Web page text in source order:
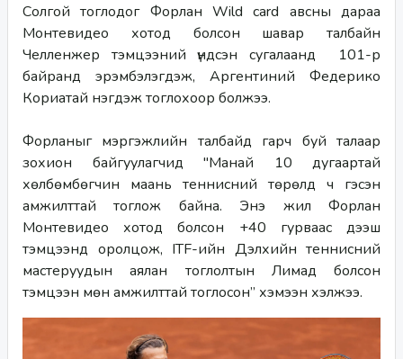
Солгой тоглодог Форлан Wild card авсны дараа
Монтевидео хотод болсон шавар талбайн
Челленжер тэмцээний үндсэн сугалаанд  101-р
байранд эрэмбэлэгдэж, Аргентиний Федерико
Кориатай нэгдэж тоглохоор болжээ.
Форланыг мэргэжлийн талбайд гарч буй талаар
зохион байгуулагчид "Манай 10 дугаартай
хөлбөмбөгчин маань теннисний төрөлд ч гэсэн
амжилттай тоглож байна. Энэ жил Форлан
Монтевидео хотод болсон +40 гурваас дээш
тэмцээнд оролцож, ITF-ийн Дэлхийн теннисний
мастеруудын аялан тоглолтын Лимад болсон
тэмцээн мөн амжилттай тоглосон” хэмээн хэлжээ.